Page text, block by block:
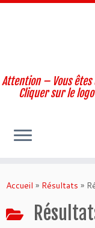
to
Attention – Vous êtes
Cliquer sur le
Accueil » Résultats »